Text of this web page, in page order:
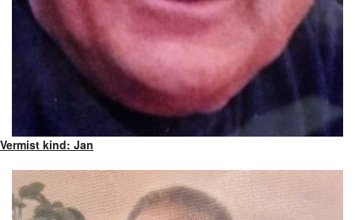
Vermist kind: Jan